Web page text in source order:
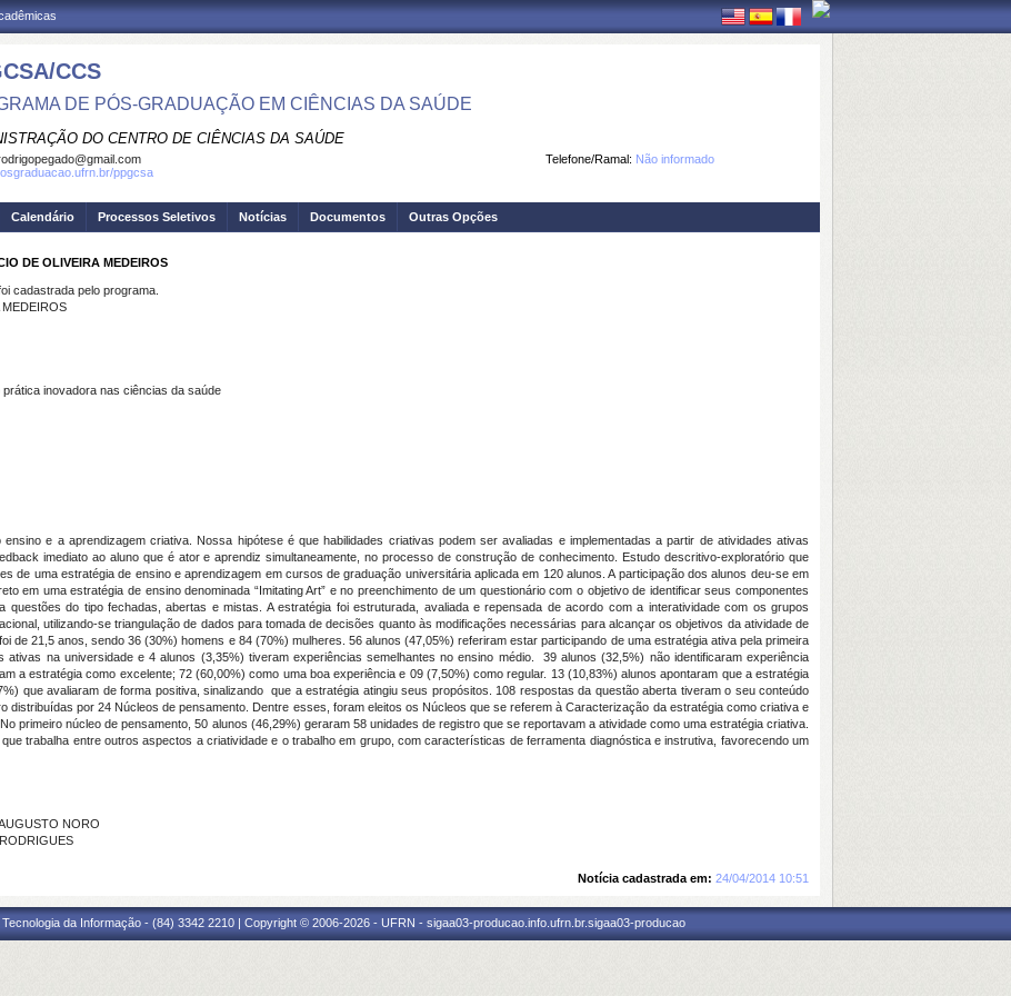
CCS
DE PÓS-GRADUAÇÃO EM CIÊNCIAS DA SAÚDE
DO CENTRO DE CIÊNCIAS DA SAÚDE
Telefone/Ramal: Não informado
ppgcsa
Calendário Processos Seletivos Notícias Documentos Outras Opções
DE OLIVEIRA MEDEIROS
cadastrada pelo programa.
prática inovadora nas ciências da saúde
e a aprendizagem criativa. Nossa hipótese é que habilidades criativas podem ser avaliadas e implementadas a partir de atividades ativas
imediato ao aluno que é ator e aprendiz simultaneamente, no processo de construção de conhecimento. Estudo descritivo-exploratório que
de uma estratégia de ensino e aprendizagem em cursos de graduação universitária aplicada em 120 alunos. A participação dos alunos deu-se em
em uma estratégia de ensino denominada “Imitating Art” e no preenchimento de um questionário com o objetivo de identificar seus componentes
questões do tipo fechadas, abertas e mistas. A estratégia foi estruturada, avaliada e repensada de acordo com a interatividade com os grupos
utilizando-se triangulação de dados para tomada de decisões quanto às modificações necessárias para alcançar os objetivos da atividade de
de 21,5 anos, sendo 36 (30%) homens e 84 (70%) mulheres. 56 alunos (47,05%) referiram estar participando de uma estratégia ativa pela primeira
ativas na universidade e 4 alunos (3,35%) tiveram experiências semelhantes no ensino médio. 39 alunos (32,5%) não identificaram experiência
a estratégia como excelente; 72 (60,00%) como uma boa experiência e 09 (7,50%) como regular. 13 (10,83%) alunos apontaram que a estratégia
que avaliaram de forma positiva, sinalizando que a estratégia atingiu seus propósitos. 108 respostas da questão aberta tiveram o seu conteúdo
distribuídas por 24 Núcleos de pensamento. Dentre esses, foram eleitos os Núcleos que se referem à Caracterização da estratégia como criativa e
No primeiro núcleo de pensamento, 50 alunos (46,29%) geraram 58 unidades de registro que se reportavam a atividade como uma estratégia criativa.
trabalha entre outros aspectos a criatividade e o trabalho em grupo, com características de ferramenta diagnóstica e instrutiva, favorecendo um
NORO
Notícia cadastrada em: 24/04/2014 10:51
da Informação - (84) 3342 2210 | Copyright © 2006-2026 - UFRN - sigaa03-producao.info.ufrn.br.sigaa03-producao